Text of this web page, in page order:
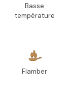
Basse
température
Flamber